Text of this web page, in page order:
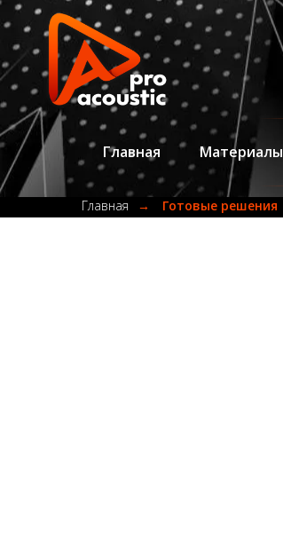
Главная Материалы
Главная → Готовые решения